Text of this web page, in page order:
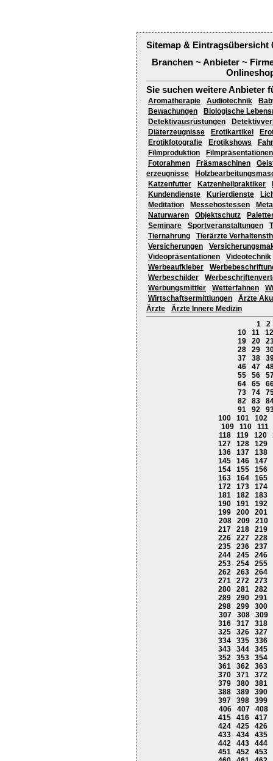
Sitemap & Eintragsübersicht
Branchen ~ Anbieter ~
Sie suchen weitere Anbieter
Aromatherapie Audiotechnik
Bewachungen
Biologische
Detektivausrüstungen
Diäterzeugnisse
Erotikartikel
Erotikfotografie
Erotikshows
Filmproduktion
Filmpräsentationen
Fotorahmen
Fräsmaschinen
erzeugnisse
Katzenfutter
Katzenheilpraktiker
Kundendienste
Kurierdienste
Meditation
Messehostessen
Naturwaren
Objektschutz
Seminare
Sportveranstaltungen
Tiernahrung
Tierärzte
Versicherungen
Videopräsentationen
Videotechnik
Werbeaufkleber
Werbeschilder
Werbungsmittler
Wetterfahnen
Wirtschaftsermittlungen
Ärzte
Ärzte
Ärzte Innere Medizin
1
2
10
11
12
19
20
28
29
37
38
46
47
55
56
64
65
73
74
82
83
91
92
100
101
102
109
110
111
118
119 120
127
128
129
136
137
138
145
146
147
154
155
156
163
164
165
172
173
174
181
182
183
190
191
192
199
200
201
208
209
210
217
218
219
226
227
228
235
236
237
244
245
246
253
254
255
262
263
264
271
272
273
280
281
282
289
290
291
298
299
300
307
308
309
316
317
318
325
326
327
334
335
336
343
344
345
352
353
354
361
362
363
370
371
372
379
380
381
388
389
390
397
398
399
406
407
408
415
416
417
424
425
426
433
434
435
442
443
444
451
452
453